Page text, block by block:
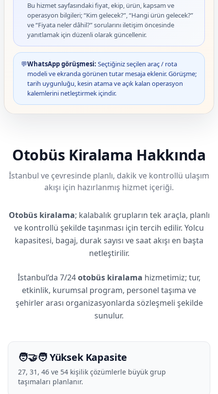
Bu hizmet sayfasındaki fiyat, ekip, ürün, kapsam ve
operasyon bilgileri; “Kim gelecek?”, “Hangi ürün gelecek?”
ve “Fiyata neler dâhil?” sorularını iletişim öncesinde
yanıtlamak için düzenli olarak güncellenir.
💬WhatsApp görüşmesi: Seçtiğiniz seçilen araç / rota
modeli ve ekranda görünen tutar mesaja eklenir. Görüşme;
tarih uygunluğu, kesin atama ve açık kalan operasyon
kalemlerini netleştirmek içindir.
Otobüs Kiralama Hakkında
İstanbul ve çevresinde planlı, dakik ve kontrollü ulaşım
akışı için hazırlanmış hizmet içeriği.
Otobüs kiralama; kalabalık grupların tek araçla, planlı
ve kontrollü şekilde taşınması için tercih edilir. Yolcu
kapasitesi, bagaj, durak sayısı ve saat akışı en başta
netleştirilir.
İstanbul’da 7/24otobüs kiralama hizmetimiz; tur,
etkinlik, kurumsal program, personel taşıma ve
şehirler arası organizasyonlarda sözleşmeli şekilde
sunulur.
🧑‍🤝‍🧑 Yüksek Kapasite
27, 31, 46 ve 54 kişilik çözümlerle büyük grup
taşımaları planlanır.